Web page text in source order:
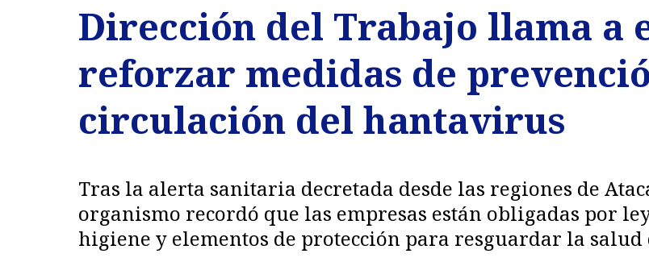
Dirección del Trabajo llama a
reforzar medidas de
circulación del hantavirus
Tras la alerta sanitaria decretada desde las regiones de
organismo recordó que las empresas están obligadas por
higiene y elementos de protección para resguardar la salud